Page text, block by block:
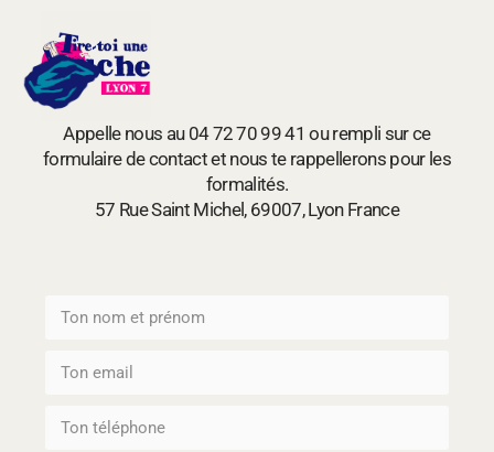
Appelle nous au 04 72 70 99 41 ou rempli sur ce
formulaire de contact et nous te rappellerons pour les
formalités.
57 Rue Saint Michel, 69007, Lyon France